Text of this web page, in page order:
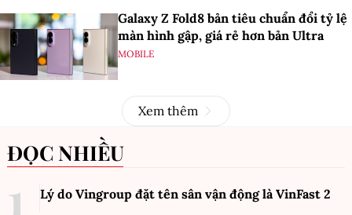
Galaxy Z Fold8 bản tiêu chuẩn đổi tỷ lệ
màn hình gập, giá rẻ hơn bản Ultra
MOBILE
Xem thêm
ĐỌC NHIỀU
Lý do Vingroup đặt tên sân vận động là VinFast 2